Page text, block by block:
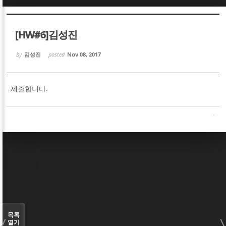
[HW#6]김성진
by 김성진 posted Nov 08, 2017
제출합니다.
목록
열기
Sketchbook5, 스케치북5
Sketchbook5, 스케치북5
Sketchbook5, 스케치북5
Sketchbook5, 스케치북5